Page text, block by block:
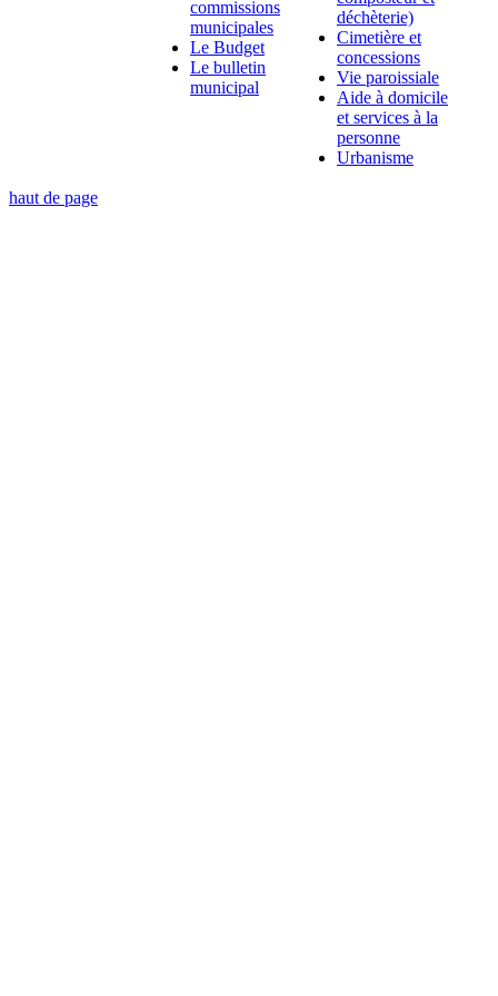
commissions
municipales
Le Budget
Le bulletin
municipal
déchèterie)
Cimetière et
concessions
Vie paroissiale
Aide à domicile
et services à la
personne
Urbanisme
haut de page